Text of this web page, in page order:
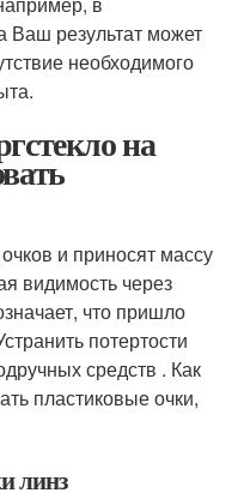
Ваш результат может
необходимого
на
и приносят массу
видимость через
что пришло
потертости
средств . Как
пластиковые очки,
линз